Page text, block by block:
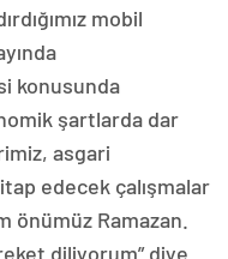
mobil
konusunda
şartlarda dar
asgari
edecek çalışmalar
önümüz Ramazan.
diliyorum” diye